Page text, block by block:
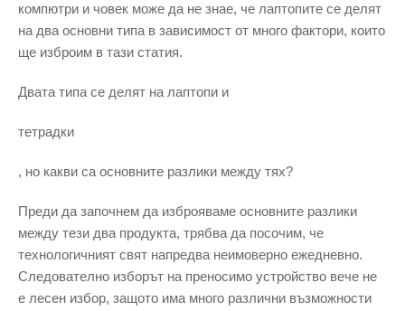
компютри и човек може да не знае, че лаптопите се делят
на два основни типа в зависимост от много фактори, които
ще изброим в тази статия.
Двата типа се делят на лаптопи и
тетрадки
, но какви са основните разлики между тях?
Преди да започнем да изброяваме основните разлики
между тези два продукта, трябва да посочим, че
технологичният свят напредва неимоверно ежедневно.
Следователно изборът на преносимо устройство вече не
е лесен избор, защото има много различни възможности